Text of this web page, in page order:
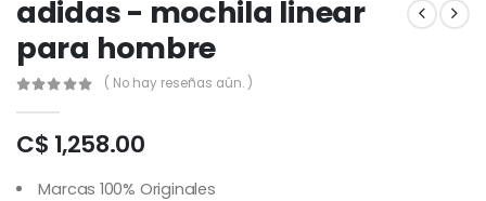
adidas - mochila linear
para hombre
( No hay reseñas aún. )
C$ 1,258.00
Marcas 100% Originales